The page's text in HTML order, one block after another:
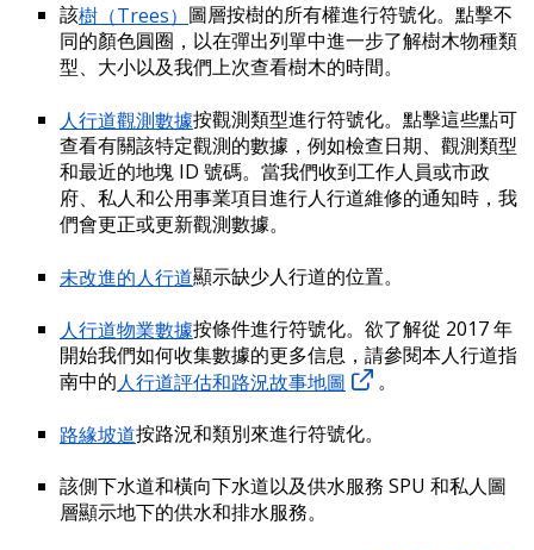
該樹（Trees） 圖層按樹的所有權進行符號化。點擊不
同的顏色圓圈，以在彈出列單中進一步了解樹木物種類
型、大小以及我們上次查看樹木的時間。
人行道觀測數據按觀測類型進行符號化。點擊這些點可
查看有關該特定觀測的數據，例如檢查日期、觀測類型
和最近的地塊 ID 號碼。當我們收到工作人員或市政
府、私人和公用事業項目進行人行道維修的通知時，我
們會更正或更新觀測數據。
未改進的人行道顯示缺少人行道的位置。
人行道物業數據按條件進行符號化。欲了解從 2017 年
開始我們如何收集數據的更多信息，請參閱本人行道指
南中的人行道評估和路況故事地圖
。
路緣坡道按路況和類別來進行符號化。
該側下水道和橫向下水道以及供水服務 SPU 和私人圖
層顯示地下的供水和排水服務。